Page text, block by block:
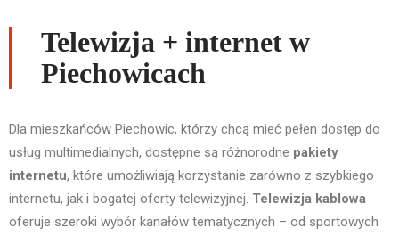
Telewizja + internet w
Piechowicach
Dla mieszkańców Piechowic, którzy chcą mieć pełen dostęp do
usług multimedialnych, dostępne są różnorodne pakiety
internetu, które umożliwiają korzystanie zarówno z szybkiego
internetu, jak i bogatej oferty telewizyjnej. Telewizja kablowa
oferuje szeroki wybór kanałów tematycznych – od sportowych